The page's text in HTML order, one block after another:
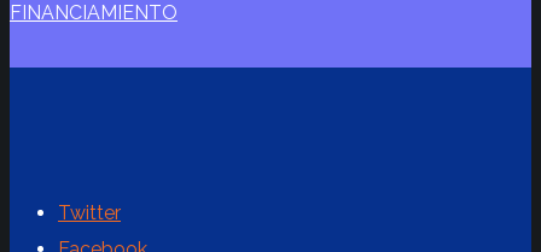
FINANCIAMIENTO
Twitter